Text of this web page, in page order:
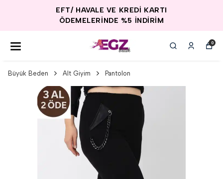
EFT/ HAVALE VE KREDİ KARTI
ÖDEMELERİNDE %5 İNDİRİM
0
Büyük Beden Alt Giyim Pantolon